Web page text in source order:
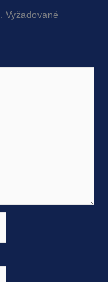
Vyžadované